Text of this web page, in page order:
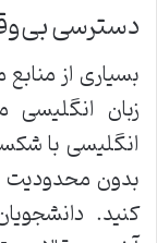
دسترسی
بسیاری از
زبان
انگلیسی با
بدون محدودیت
کنید.